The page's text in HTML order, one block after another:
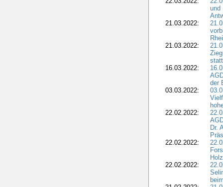
und
21.03.2022:
21.03.2022:
16.03.2022:
der
03.03.2022:
22.02.2022:
Dr.
22.02.2022:
22.02.2022: